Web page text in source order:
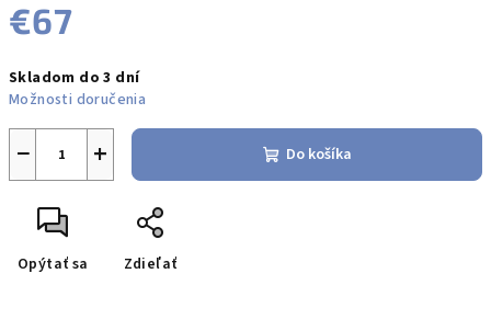
€67
cena:
Skladom do 3 dní
Možnosti doručenia
+
− Do košíka
Opýtať sa Zdieľať